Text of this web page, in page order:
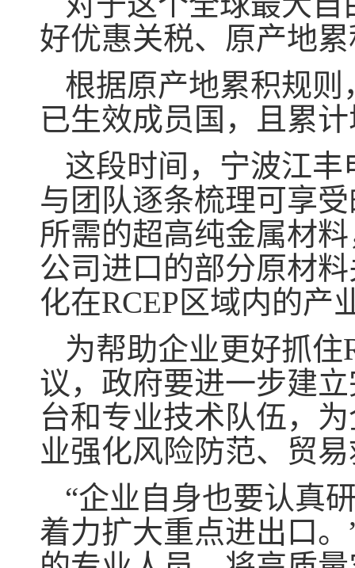
好优惠关税、原产地
根据原产地累积规
已生效成员国，且累
这段时间，宁波江
与团队逐条梳理可享
所需的超高纯金属材
公司进口的部分原材
化在RCEP区域内的产
为帮助企业更好抓
议，政府要进一步建
台和专业技术队伍，
业强化风险防范、贸
“企业自身也要认真
着力扩大重点进出口